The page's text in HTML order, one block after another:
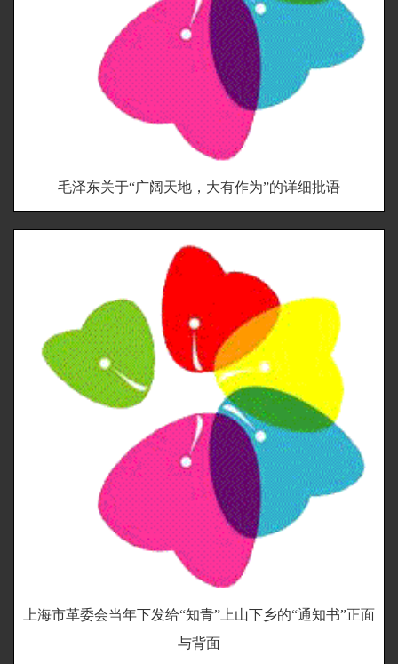
毛泽东关于“广阔天地，大有作为”的详细批语
上海市革委会当年下发给“知青”上山下乡的“通知书”正面
与背面